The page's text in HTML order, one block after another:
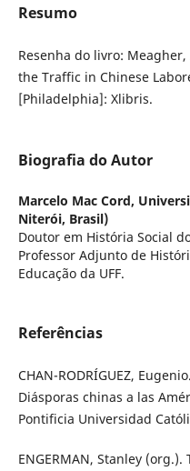
Resumo
Resenha do livro:
the Traffic in Chinese
[Philadelphia]: Xlibris.
Biografia do Autor
Marcelo Mac Cord,
Niterói, Brasil)
Doutor em História Social
Professor Adjunto de
Educação da UFF.
Referências
CHAN-RODRÍGUEZ,
Diásporas chinas a las
Pontificia Universidad
ENGERMAN, Stanley